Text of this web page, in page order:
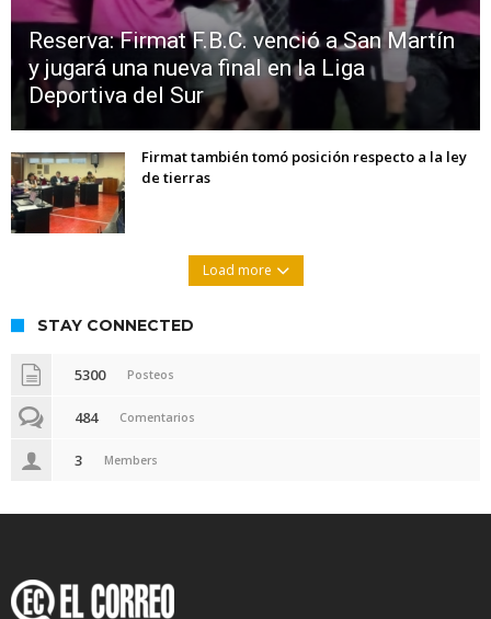
Reserva: Firmat F.B.C. venció a San Martín
y jugará una nueva final en la Liga
Deportiva del Sur
Firmat también tomó posición respecto a la ley
de tierras
Load more
STAY CONNECTED
5300 Posteos
484 Comentarios
3 Members